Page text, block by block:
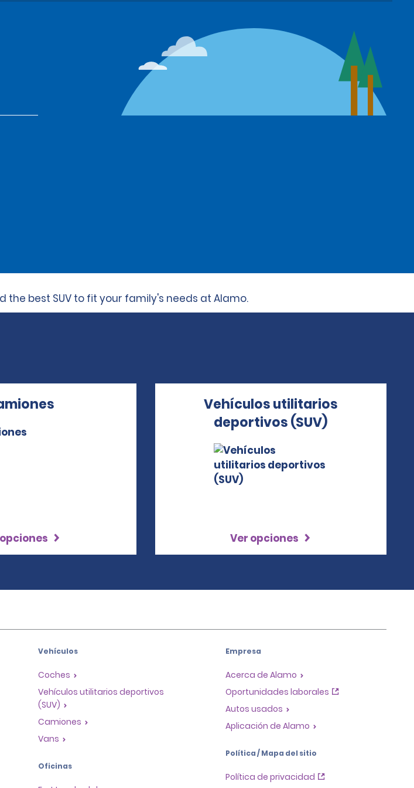
best SUV to fit your family's needs at Alamo.
Vehículos utilitarios
deportivos (SUV)
Ver opciones
Vehículos
Coches
Vehículos utilitarios deportivos
(SUV)
Camiones
Vans
Oficinas
Empresa
Acerca de Alamo
Oportunidades laborales
Autos usados
Aplicación de Alamo
Política / Mapa del sitio
Política de privacidad